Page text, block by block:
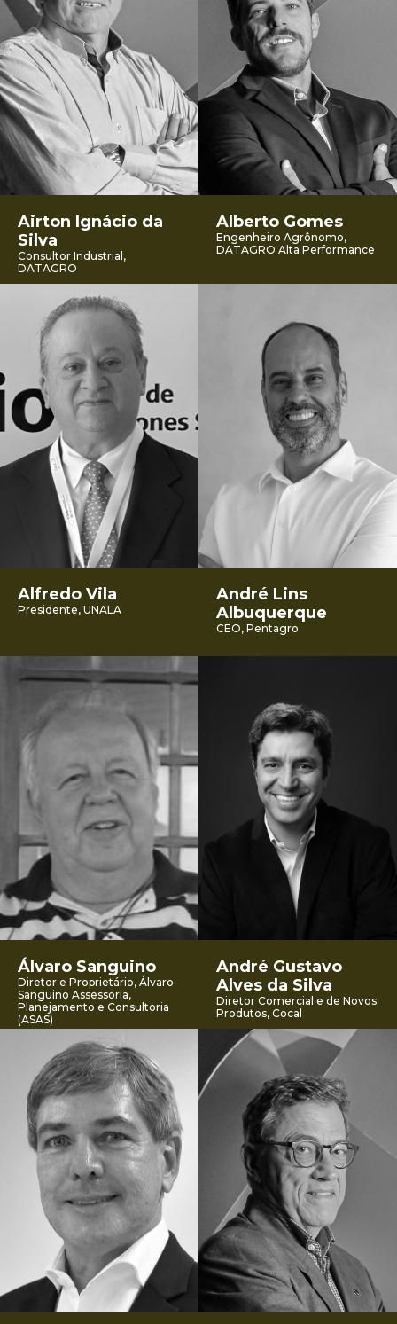
Airton Ignácio da
Silva
Consultor Industrial,
DATAGRO
Alberto Gomes
Engenheiro Agrônomo,
DATAGRO Alta Performance
Alfredo Vila
Presidente, UNALA
André Lins
Albuquerque
CEO, Pentagro
Álvaro Sanguino
Diretor e Proprietário, Álvaro
Sanguino Assessoria,
Planejamento e Consultoria
(ASAS)
André Gustavo
Alves da Silva
Diretor Comercial e de Novos
Produtos, Cocal